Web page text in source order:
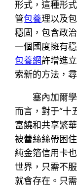
形式，這種形
管包養理以及
穩固，包含政
一個國度擁有
包養網許增進
索新的方法，
塞內加爾
而言，對于“十
富饒和共享繁
被蕾絲絲帶困
純金箔信用卡
世界，只需不
就會存在。只